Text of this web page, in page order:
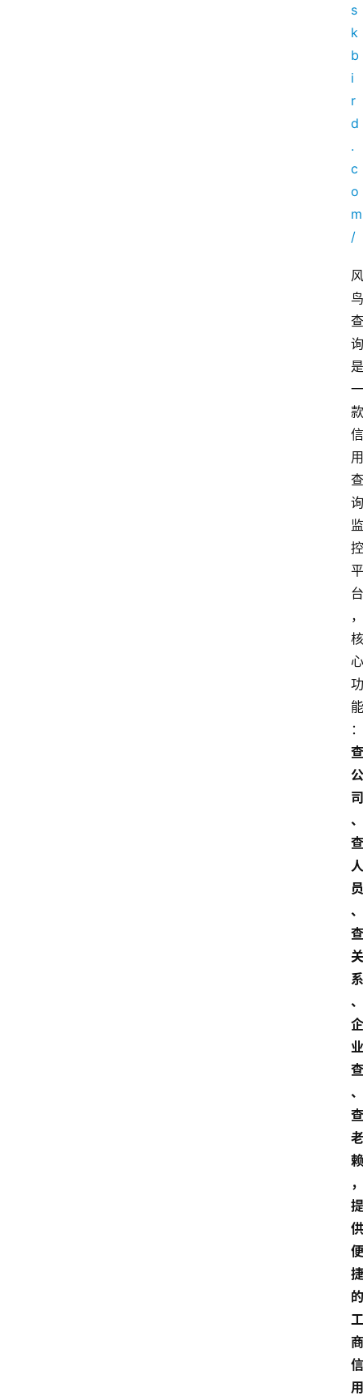
s
k
b
i
r
d
.
c
o
m
/
风
鸟
查
询
是
一
款
信
用
查
询
监
控
平
台
，
核
心
功
能
：
查
公
司
、
查
人
员
、
查
关
系
、
企
业
查
、
查
老
赖
，
提
供
便
捷
的
工
商
信
用